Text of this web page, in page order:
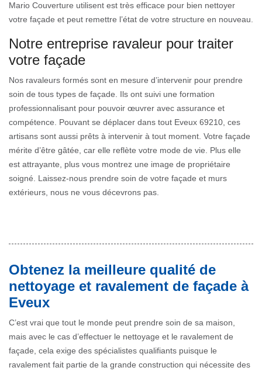
Mario Couverture utilisent est très efficace pour bien nettoyer
votre façade et peut remettre l’état de votre structure en nouveau.
Notre entreprise ravaleur pour traiter
votre façade
Nos ravaleurs formés sont en mesure d’intervenir pour prendre
soin de tous types de façade. Ils ont suivi une formation
professionnalisant pour pouvoir œuvrer avec assurance et
compétence. Pouvant se déplacer dans tout Eveux 69210, ces
artisans sont aussi prêts à intervenir à tout moment. Votre façade
mérite d’être gâtée, car elle reflète votre mode de vie. Plus elle
est attrayante, plus vous montrez une image de propriétaire
soigné. Laissez-nous prendre soin de votre façade et murs
extérieurs, nous ne vous décevrons pas.
Obtenez la meilleure qualité de
nettoyage et ravalement de façade à
Eveux
C’est vrai que tout le monde peut prendre soin de sa maison,
mais avec le cas d’effectuer le nettoyage et le ravalement de
façade, cela exige des spécialistes qualifiants puisque le
ravalement fait partie de la grande construction qui nécessite des